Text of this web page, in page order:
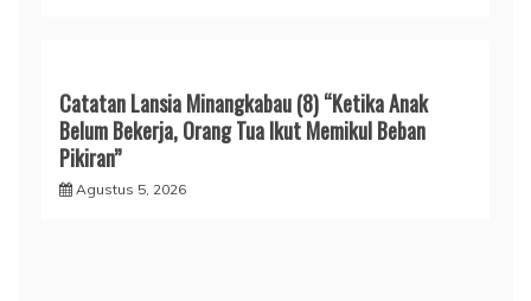
Catatan Lansia Minangkabau (8) “Ketika Anak
Belum Bekerja, Orang Tua Ikut Memikul Beban
Pikiran”
Agustus 5, 2026